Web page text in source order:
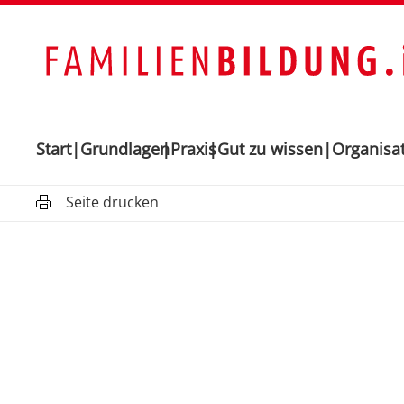
Start GrundlagenPraxisGut zu wissen
Seite drucken